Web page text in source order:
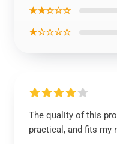
★★☆☆☆
★☆☆☆☆
The quality of this
practical, and fits my